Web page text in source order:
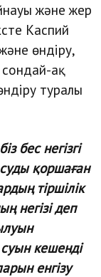
және жер
Каспий
өндіру,
ақ
туралы
бес негізгі
қоршаған
тіршілік
негізі деп
кешенді
енгізу